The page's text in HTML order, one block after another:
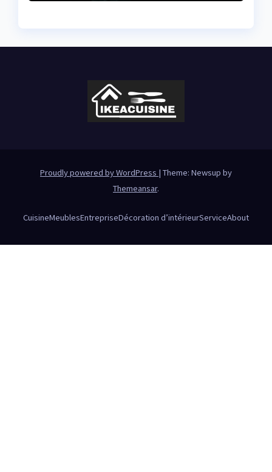
Proudly powered by WordPress | Theme: Newsup by
Themeansar.
CuisineMeublesEntrepriseDécoration d’intérieurServiceAbout